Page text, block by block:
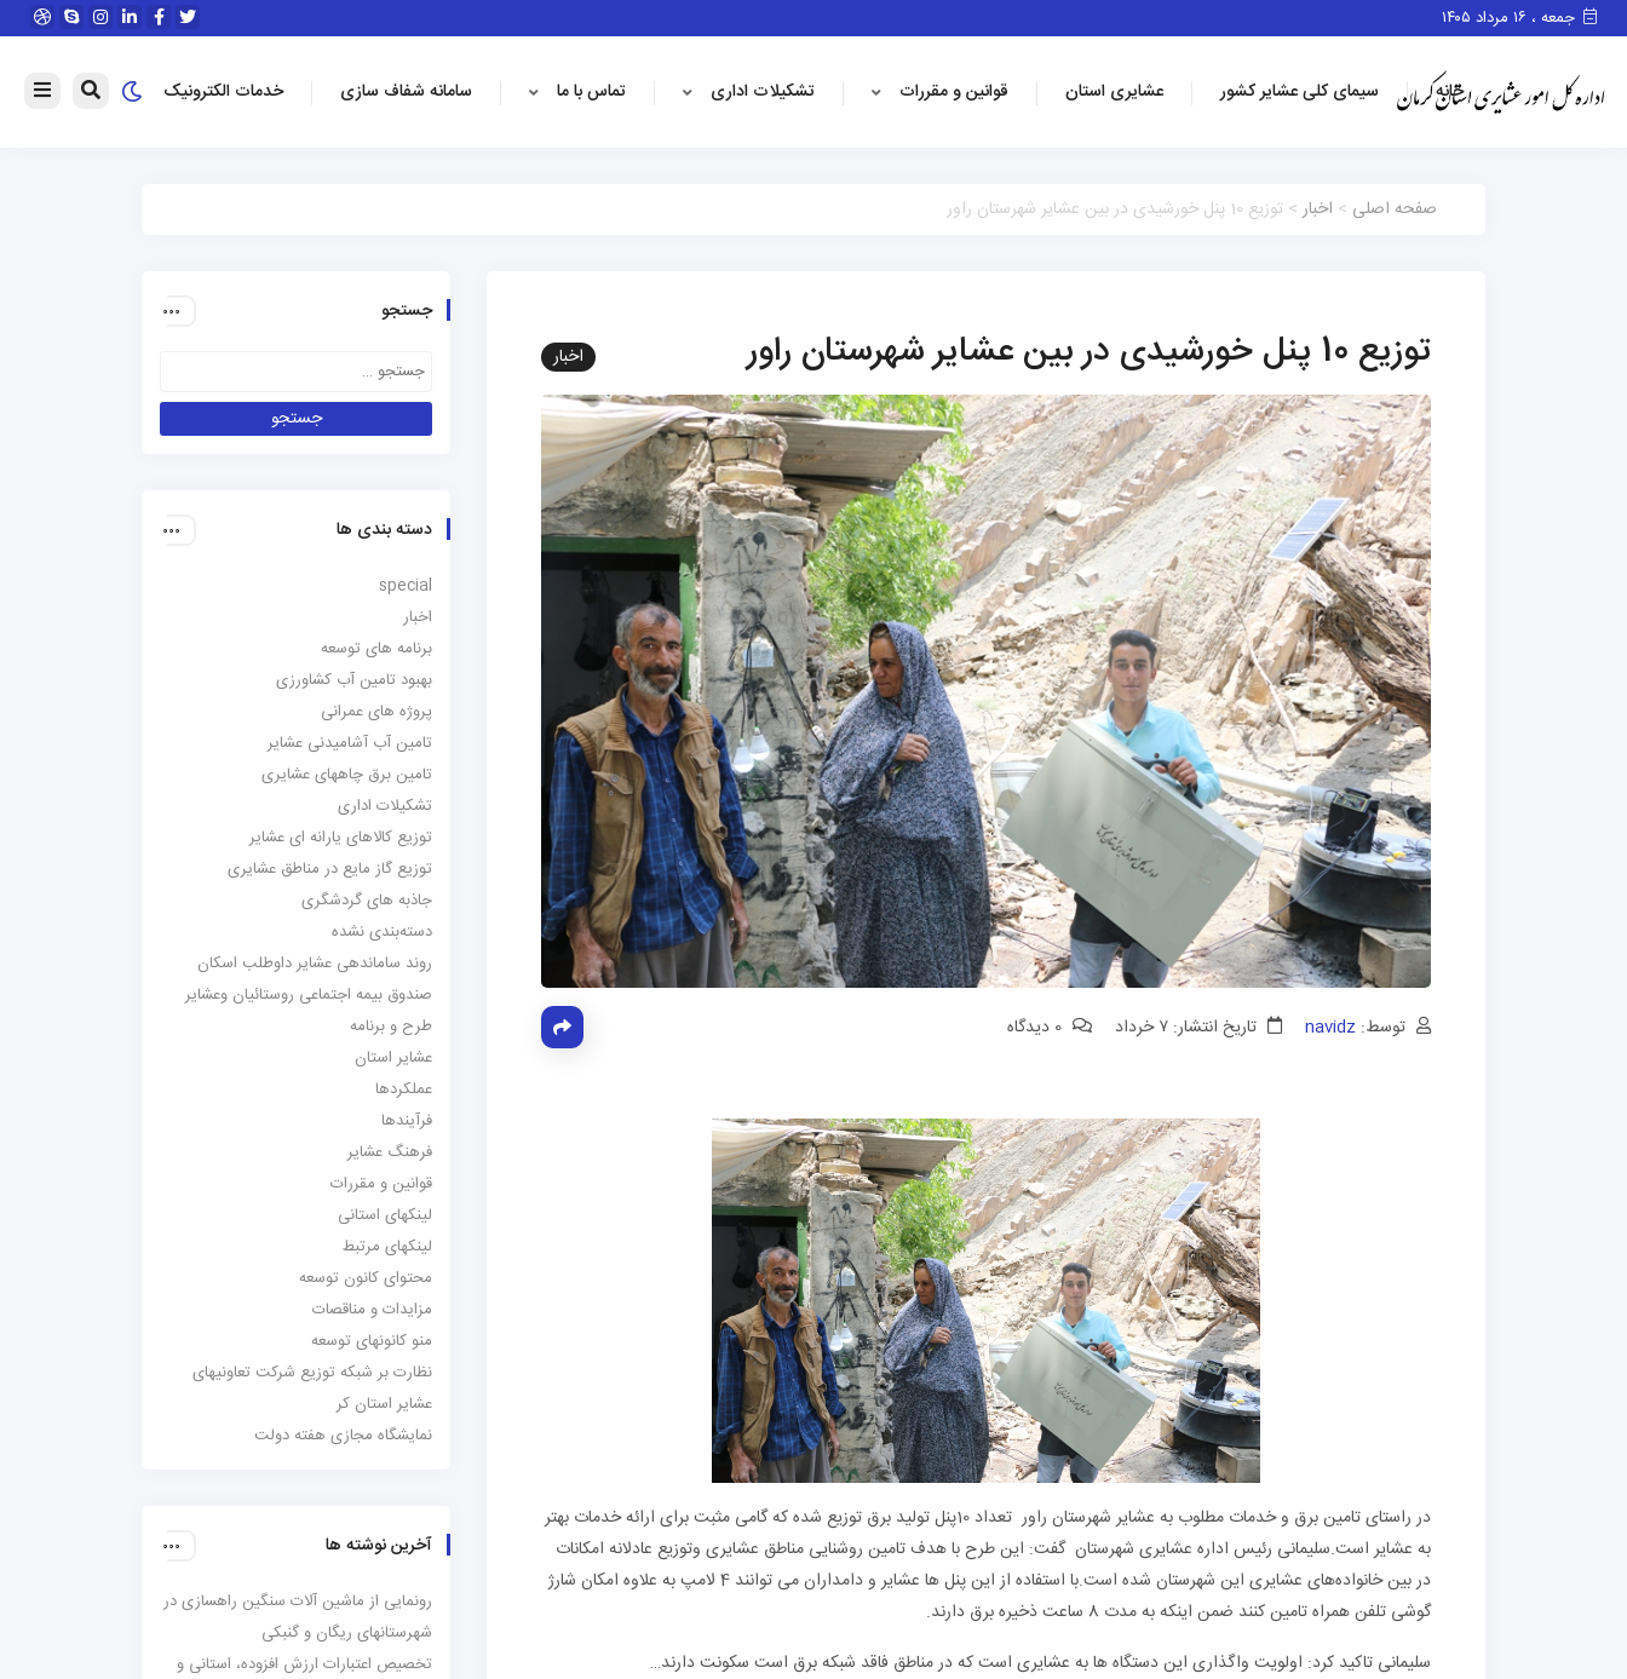
جمعه ، ۱۶ مرداد ۱۴۰۵
خانه سیمای کلی عشایر کشور عشایری استان قوانین و مقررات تشکیلات اداری تماس با ما سامانه شفاف سازی خدمات الکترونیک
صفحه اصلی > اخبار> توزیع 10 پنل خورشیدی در بین عشایر شهرستان راور
توزیع 10 پنل خورشیدی در بین عشایر شهرستان راور اخبار
توسط: navidz تاریخ انتشار: ۷ خرداد
در راستای تامین برق و خدمات مطلوب به عشایر شهرستان راور تعداد 10پنل تولید برق توزیع شده که گامی مثبت برای ارائه خدمات بهتر
به عشایر است.سلیمانی رئیس اداره عشایری شهرستان گفت: این طرح با هدف تامین روشنایی مناطق عشایری وتوزیع عادلانه امکانات
در بین خانواده‌های عشایری این شهرستان شده است.با استفاده از این پنل ها عشایر و دامداران می توانند 4 لامپ به علاوه امکان شارژ
گوشی تلفن همراه تامین کنند ضمن اینکه به مدت 8 ساعت ذخیره برق دارند.
سلیمانی تاکید کرد: اولویت واگذاری این دستگاه ها به عشایری است که در مناطق فاقد شبکه برق است سکونت دارند…
جستجو
دسته بندی ها
special
اخبار
برنامه های توسعه
بهبود تامین آب کشاورزی
پروژه های عمرانی
تامین آب آشامیدنی عشایر
تامین برق چاههای عشایری
تشکیلات اداری
توزیع کالاهای یارانه ای عشایر
توزیع گاز مایع در مناطق عشایری
جاذبه های گردشگری
دسته‌بندی نشده
روند ساماندهی عشایر داوطلب اسکان
صندوق بیمه اجتماعی روستائیان وعشایر
طرح و برنامه
عشایر استان
عملکردها
فرآیندها
فرهنگ عشایر
قوانین و مقررات
لینکهای استانی
لینکهای مرتبط
محتوای کانون توسعه
مزایدات و مناقصات
منو کانونهای توسعه
نظارت بر شبکه توزیع شرکت تعاونیهای
عشایر استان کر
نمایشگاه مجازی هفته دولت
آخرین نوشته ها
رونمایی از ماشین آلات سنگین راهسازی در
شهرستانهای ریگان و گنبکی
تخصیص اعتبارات ارزش افزوده، استانی و